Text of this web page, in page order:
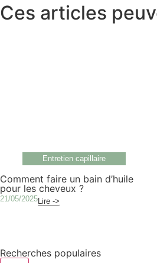
Ces articles
Entretien capillaire
Comment faire un bain d’huile
pour les cheveux ?
21/05/2025 Lire ->
Recherches populaires